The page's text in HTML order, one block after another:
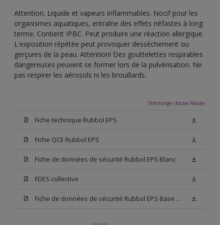
Attention. Liquide et vapeurs inflammables. Nocif pour les
organismes aquatiques, entraîne des effets néfastes à long
terme. Contient IPBC. Peut produire une réaction allergique.
L'exposition répétée peut provoquer dessèchement ou
gerçures de la peau. Attention! Des gouttelettes respirables
dangereuses peuvent se former lors de la pulvérisation. Ne
pas respirer les aérosols ni les brouillards.
Télécharger Adobe Reader
Fiche technique Rubbol EPS
Fiche QCE Rubbol EPS
Fiche de données de sécurité Rubbol EPS Blanc
FDES collective
Fiche de données de sécurité Rubbol EPS Base N00